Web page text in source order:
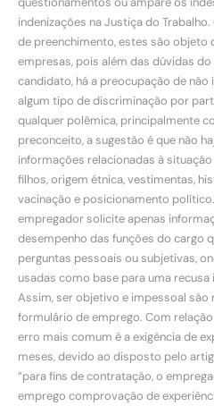
indenizações na Justiça do
de preenchimento, estes são objeto
empresas, pois além das dúvidas
candidato, há a preocupação de
algum tipo de discriminação por
qualquer polêmica, principalmente
preconceito, a sugestão é que não
informações relacionadas à
filhos, origem étnica, vestimentas,
vacinação e posicionamento
empregador solicite apenas
desempenho das funções do cargo
perguntas pessoais ou subjetivas,
usadas como base para uma
Assim, ser objetivo e impessoal
formulário de emprego. Com
erro mais comum é a exigência de
meses, devido ao disposto pelo
“para fins de contratação, o
emprego comprovação de